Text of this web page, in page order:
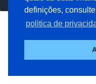
definições,
politica de